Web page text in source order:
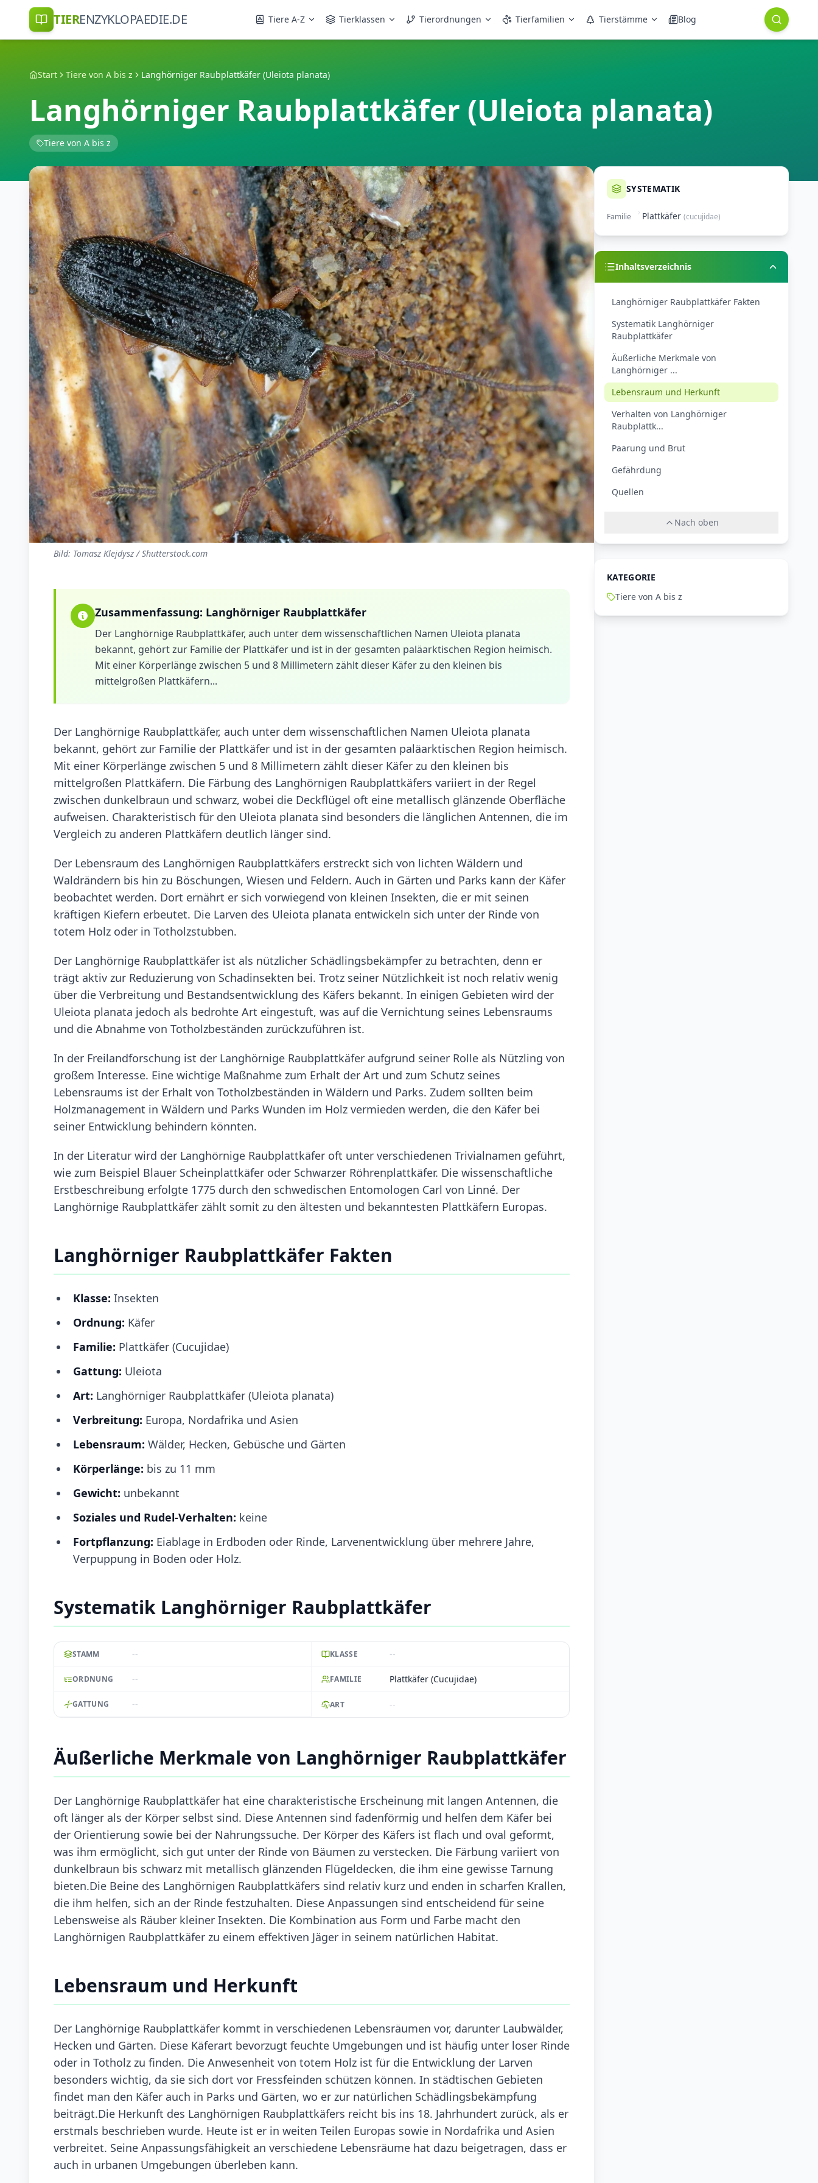
TIERENZYKLOPAEDIE.DE Tiere A-Z Tierklassen Tierordnungen Tierfamilien Tierstämme Blog
Start Tiere von A bis z Langhörniger Raubplattkäfer (Uleiota planata)
Langhörniger Raubplattkäfer (Uleiota planata)
Tiere von A bis z
Bild: Tomasz Klejdysz / Shutterstock.com
Zusammenfassung: Langhörniger Raubplattkäfer
Der Langhörnige Raubplattkäfer, auch unter dem wissenschaftlichen Namen Uleiota planata
bekannt, gehört zur Familie der Plattkäfer und ist in der gesamten paläarktischen Region heimisch.
Mit einer Körperlänge zwischen 5 und 8 Millimetern zählt dieser Käfer zu den kleinen bis
mittelgroßen Plattkäfern...
Der Langhörnige Raubplattkäfer, auch unter dem wissenschaftlichen Namen Uleiota planata
bekannt, gehört zur Familie der Plattkäfer und ist in der gesamten paläarktischen Region heimisch.
Mit einer Körperlänge zwischen 5 und 8 Millimetern zählt dieser Käfer zu den kleinen bis
mittelgroßen Plattkäfern. Die Färbung des Langhörnigen Raubplattkäfers variiert in der Regel
zwischen dunkelbraun und schwarz, wobei die Deckflügel oft eine metallisch glänzende Oberfläche
aufweisen. Charakteristisch für den Uleiota planata sind besonders die länglichen Antennen, die im
Vergleich zu anderen Plattkäfern deutlich länger sind.
Der Lebensraum des Langhörnigen Raubplattkäfers erstreckt sich von lichten Wäldern und
Waldrändern bis hin zu Böschungen, Wiesen und Feldern. Auch in Gärten und Parks kann der Käfer
beobachtet werden. Dort ernährt er sich vorwiegend von kleinen Insekten, die er mit seinen
kräftigen Kiefern erbeutet. Die Larven des Uleiota planata entwickeln sich unter der Rinde von
totem Holz oder in Totholzstubben.
Der Langhörnige Raubplattkäfer ist als nützlicher Schädlingsbekämpfer zu betrachten, denn er
trägt aktiv zur Reduzierung von Schadinsekten bei. Trotz seiner Nützlichkeit ist noch relativ wenig
über die Verbreitung und Bestandsentwicklung des Käfers bekannt. In einigen Gebieten wird der
Uleiota planata jedoch als bedrohte Art eingestuft, was auf die Vernichtung seines Lebensraums
und die Abnahme von Totholzbeständen zurückzuführen ist.
In der Freilandforschung ist der Langhörnige Raubplattkäfer aufgrund seiner Rolle als Nützling von
großem Interesse. Eine wichtige Maßnahme zum Erhalt der Art und zum Schutz seines
Lebensraums ist der Erhalt von Totholzbeständen in Wäldern und Parks. Zudem sollten beim
Holzmanagement in Wäldern und Parks Wunden im Holz vermieden werden, die den Käfer bei
seiner Entwicklung behindern könnten.
In der Literatur wird der Langhörnige Raubplattkäfer oft unter verschiedenen Trivialnamen geführt,
wie zum Beispiel Blauer Scheinplattkäfer oder Schwarzer Röhrenplattkäfer. Die wissenschaftliche
Erstbeschreibung erfolgte 1775 durch den schwedischen Entomologen Carl von Linné. Der
Langhörnige Raubplattkäfer zählt somit zu den ältesten und bekanntesten Plattkäfern Europas.
Langhörniger Raubplattkäfer Fakten
Klasse: Insekten
Ordnung: Käfer
Familie: Plattkäfer (Cucujidae)
Gattung: Uleiota
Art: Langhörniger Raubplattkäfer (Uleiota planata)
Verbreitung: Europa, Nordafrika und Asien
Lebensraum: Wälder, Hecken, Gebüsche und Gärten
Körperlänge: bis zu 11 mm
Gewicht: unbekannt
Soziales und Rudel-Verhalten: keine
Fortpflanzung: Eiablage in Erdboden oder Rinde, Larvenentwicklung über mehrere Jahre,
Verpuppung in Boden oder Holz.
Systematik Langhörniger Raubplattkäfer
STAMM -- KLASSE --
ORDNUNG -- FAMILIE Plattkäfer (Cucujidae)
GATTUNG -- ART --
Äußerliche Merkmale von Langhörniger Raubplattkäfer
Der Langhörnige Raubplattkäfer hat eine charakteristische Erscheinung mit langen Antennen, die
oft länger als der Körper selbst sind. Diese Antennen sind fadenförmig und helfen dem Käfer bei
der Orientierung sowie bei der Nahrungssuche. Der Körper des Käfers ist flach und oval geformt,
was ihm ermöglicht, sich gut unter der Rinde von Bäumen zu verstecken. Die Färbung variiert von
dunkelbraun bis schwarz mit metallisch glänzenden Flügeldecken, die ihm eine gewisse Tarnung
bieten.Die Beine des Langhörnigen Raubplattkäfers sind relativ kurz und enden in scharfen Krallen,
die ihm helfen, sich an der Rinde festzuhalten. Diese Anpassungen sind entscheidend für seine
Lebensweise als Räuber kleiner Insekten. Die Kombination aus Form und Farbe macht den
Langhörnigen Raubplattkäfer zu einem effektiven Jäger in seinem natürlichen Habitat.
Lebensraum und Herkunft
Der Langhörnige Raubplattkäfer kommt in verschiedenen Lebensräumen vor, darunter Laubwälder,
Hecken und Gärten. Diese Käferart bevorzugt feuchte Umgebungen und ist häufig unter loser Rinde
oder in Totholz zu finden. Die Anwesenheit von totem Holz ist für die Entwicklung der Larven
besonders wichtig, da sie sich dort vor Fressfeinden schützen können. In städtischen Gebieten
findet man den Käfer auch in Parks und Gärten, wo er zur natürlichen Schädlingsbekämpfung
beiträgt.Die Herkunft des Langhörnigen Raubplattkäfers reicht bis ins 18. Jahrhundert zurück, als er
erstmals beschrieben wurde. Heute ist er in weiten Teilen Europas sowie in Nordafrika und Asien
verbreitet. Seine Anpassungsfähigkeit an verschiedene Lebensräume hat dazu beigetragen, dass er
auch in urbanen Umgebungen überleben kann.
SYSTEMATIK
Familie Plattkäfer (cucujidae)
Inhaltsverzeichnis
Langhörniger Raubplattkäfer Fakten
Systematik Langhörniger
Raubplattkäfer
Äußerliche Merkmale von
Langhörniger ...
Lebensraum und Herkunft
Verhalten von Langhörniger
Raubplattk...
Paarung und Brut
Gefährdung
Quellen
Nach oben
KATEGORIE
Tiere von A bis z